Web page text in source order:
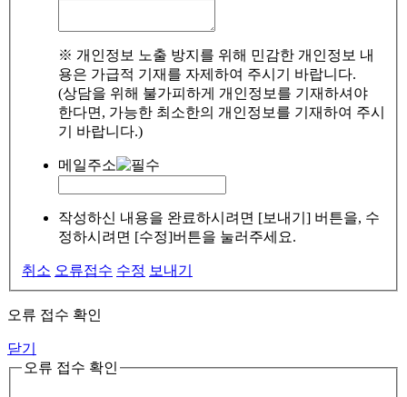
※ 개인정보 노출 방지를 위해 민감한 개인정보 내
용은 가급적 기재를 자제하여 주시기 바랍니다.
(상담을 위해 불가피하게 개인정보를 기재하셔야
한다면, 가능한 최소한의 개인정보를 기재하여 주시
기 바랍니다.)
메일주소
작성하신 내용을 완료하시려면 [보내기] 버튼을, 수
정하시려면 [수정]버튼을 눌러주세요.
취소 오류접수 수정 보내기
오류 접수 확인
닫기
오류 접수 확인